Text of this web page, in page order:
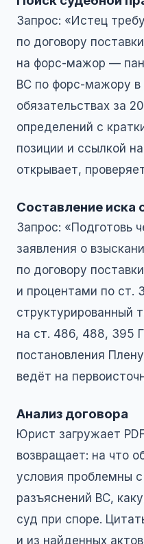
Запрос: «Истец
по договору
на форс-мажор —
ВС по форс-мажору в
обязательствах за
определений с
позиции и ссылкой
открывает,
Составление
Запрос: «Подготовь
заявления о
по договору
и процентами по ст.
структурированный
на ст. 486, 488, 395
постановления
ведёт на
Анализ договора
Юрист загружает
возвращает: на что
условия проблемны
разъяснений ВС,
суд при споре.
и из найденных